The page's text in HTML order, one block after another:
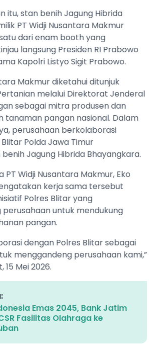
itu, stan benih Jagung Hibrida
PT Widji Nusantara Makmur
dari enam booth yang
langsung Presiden RI Prabowo
Kapolri Listyo Sigit Prabowo.
Makmur diketahui ditunjuk
melalui Direktorat Jenderal
sebagai mitra produsen dan
tanaman pangan nasional. Dalam
perusahaan berkolaborasi
Polda Jawa Timur
Jagung Hibrida Bhayangkara.
PT Widji Nusantara Makmur, Eko
kerja sama tersebut
Polres Blitar yang
untuk mendukung
pangan.
dengan Polres Blitar sebagai
menggandeng perusahaan kami,”
15 Mei 2026.
Emas 2045, Bank Jatim
Fasilitas Olahraga ke